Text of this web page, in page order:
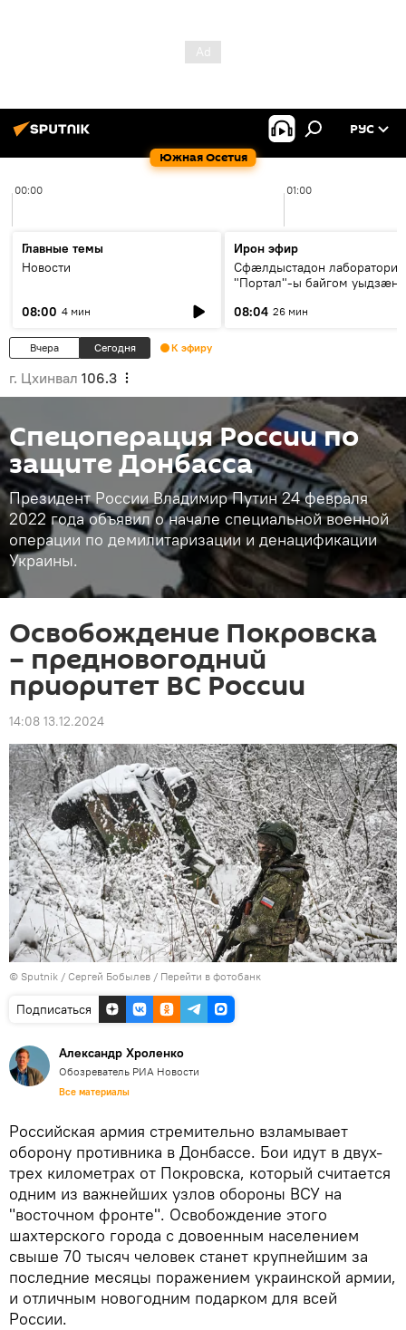
Южная Осетия
РУС
00:00 01:00
Главные темы
Новости
08:00 4 мин
Ирон эфир
Сфæлдыстадон лаборатори
"Портал"-ы байгом уыдзæн
Æхсары куыстыты равдыст
08:04 26 мин
Вчера Сегодня К эфиру
г. Цхинвал 106.3
Спецоперация России по
защите Донбасса
Президент России Владимир Путин 24 февраля
2022 года объявил о начале специальной военной
операции по демилитаризации и денацификации
Украины.
Освобождение Покровска
– предновогодний
приоритет ВС России
14:08 13.12.2024
© Sputnik / Сергей Бобылев / Перейти в фотобанк
Подписаться
Александр Хроленко
Обозреватель РИА Новости
Все материалы
Российская армия стремительно взламывает
оборону противника в Донбассе. Бои идут в двух-
трех километрах от Покровска, который считается
одним из важнейших узлов обороны ВСУ на
"восточном фронте". Освобождение этого
шахтерского города с довоенным населением
свыше 70 тысяч человек станет крупнейшим за
последние месяцы поражением украинской армии,
и отличным новогодним подарком для всей
России.